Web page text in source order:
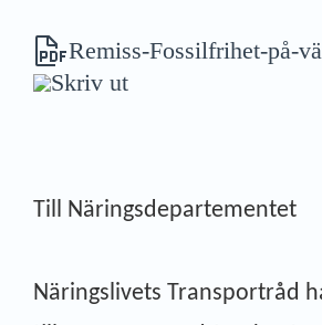
Remiss-Fossilfrihet-på-
Skriv ut
Till Näringsdepartementet
Näringslivets Transportråd